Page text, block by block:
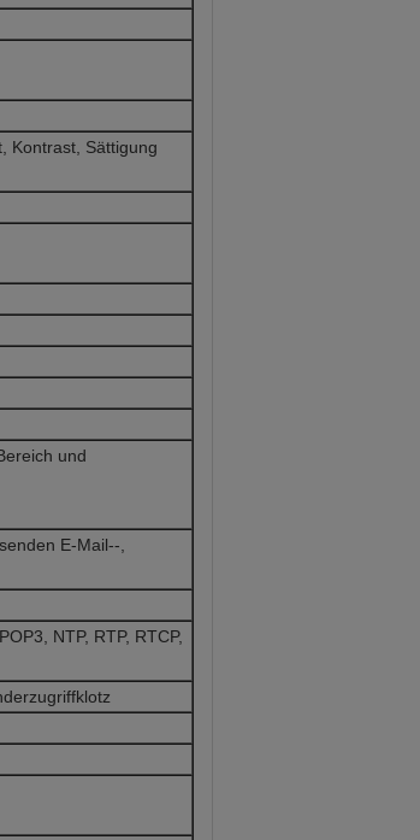
Kontrast, Sättigung
und
E-Mail--,
NTP, RTP, RTCP,